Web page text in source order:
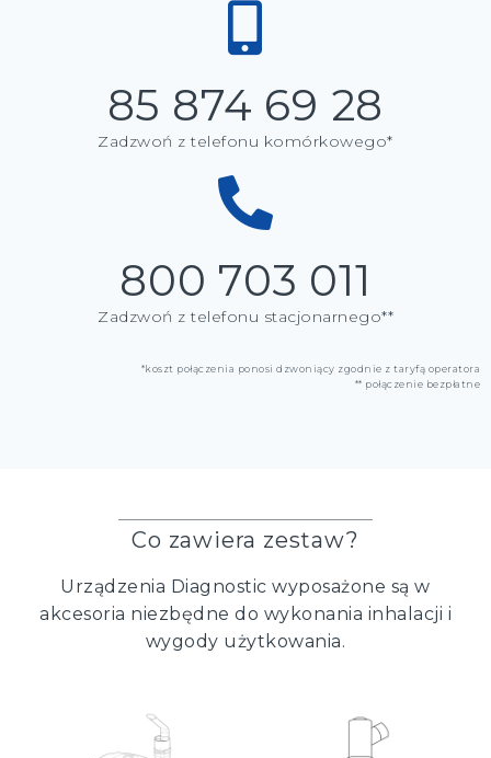
85 874 69 28
Zadzwoń z telefonu komórkowego*
800 703 011
Zadzwoń z telefonu stacjonarnego**
*koszt połączenia ponosi dzwoniący zgodnie z taryfą operatora
** połączenie bezpłatne
Co zawiera zestaw?
Urządzenia Diagnostic wyposażone są w
akcesoria niezbędne do wykonania inhalacji i
wygody użytkowania.